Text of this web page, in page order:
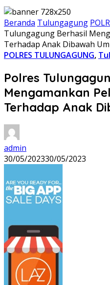
Beranda Tulungagung
Tulungagung Berhasil
Terhadap Anak Dibawah
POLRES TULUNGAGUNG,
Polres
Mengamankan
Terhadap Anak
admin
30/05/202330/05/2023